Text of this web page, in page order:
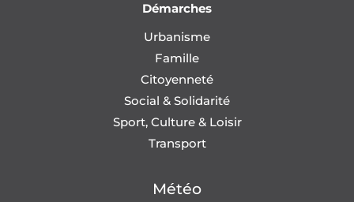
Démarches
Urbanisme
Famille
Citoyenneté
Social & Solidarité
Sport, Culture & Loisir
Transport
Météo